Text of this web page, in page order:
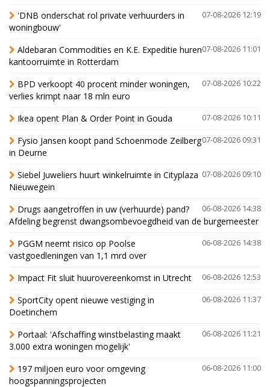
07-08-2026 12:19
'DNB onderschat rol private verhuurders in
woningbouw'
07-08-2026 11:01
Aldebaran Commodities en K.E. Expeditie huren
kantoorruimte in Rotterdam
07-08-2026 10:22
BPD verkoopt 40 procent minder woningen,
verlies krimpt naar 18 mln euro
07-08-2026 10:11
Ikea opent Plan & Order Point in Gouda
07-08-2026 09:31
Fysio Jansen koopt pand Schoenmode Zeilberg
in Deurne
07-08-2026 09:10
Siebel Juweliers huurt winkelruimte in Cityplaza
Nieuwegein
06-08-2026 14:38
Drugs aangetroffen in uw (verhuurde) pand?
Afdeling begrenst dwangsombevoegdheid van de burgemeester
06-08-2026 14:38
PGGM neemt risico op Poolse
vastgoedleningen van 1,1 mrd over
06-08-2026 12:53
Impact Fit sluit huurovereenkomst in Utrecht
06-08-2026 11:37
SportCity opent nieuwe vestiging in
Doetinchem
06-08-2026 11:21
Portaal: 'Afschaffing winstbelasting maakt
3.000 extra woningen mogelijk'
06-08-2026 11:00
197 miljoen euro voor omgeving
hoogspanningsprojecten